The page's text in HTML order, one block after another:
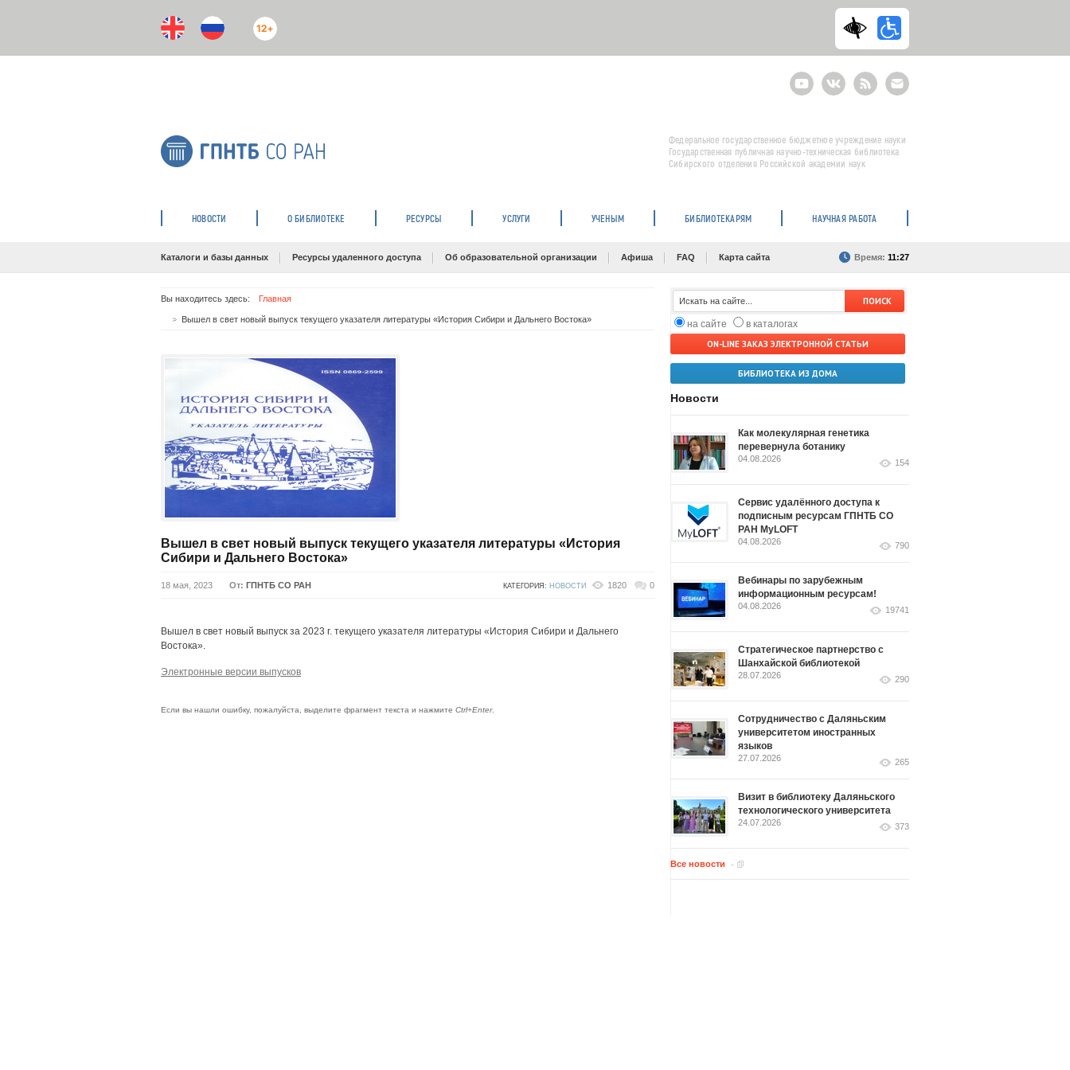
12+
YoutubeВКонтактеRSS
E-
mail
подписка
Федеральное государственное бюджетное учреждение науки
Государственная публичная научно-техническая библиотека
Сибирского отделения Российской академии наук
НОВОСТИ О БИБЛИОТЕКЕ РЕСУРСЫ УСЛУГИ УЧЕНЫМ БИБЛИОТЕКАРЯМ НАУЧНАЯ РАБОТА
Каталоги и базы данных Ресурсы удаленного доступа Об образовательной организации Афиша FAQ Карта сайта Время: 11:27
Вы находитесь здесь: Главная
Вышел в свет новый выпуск текущего указателя литературы «История Сибири и Дальнего Востока»
Вышел в свет новый выпуск текущего указателя литературы «История
Сибири и Дальнего Востока»
18 мая, 2023 От: ГПНТБ СО РАН КАТЕГОРИЯ: НОВОСТИ 1820 0
Вышел в свет новый выпуск за 2023 г. текущего указателя литературы «История Сибири и Дальнего
Востока».
Электронные версии выпусков
Если вы нашли ошибку, пожалуйста, выделите фрагмент текста и нажмите Ctrl+Enter.
на сайте
в каталогах
ON-LINE ЗАКАЗ ЭЛЕКТРОННОЙ СТАТЬИ
БИБЛИОТЕКА ИЗ ДОМА
Новости
Как молекулярная генетика
перевернула ботанику
04.08.2026 154
Сервис удалённого доступа к
подписным ресурсам ГПНТБ СО
РАН MyLOFT
04.08.2026 790
Вебинары по зарубежным
информационным ресурсам!
04.08.2026 19741
Стратегическое партнерство с
Шанхайской библиотекой
28.07.2026 290
Сотрудничество с Даляньским
университетом иностранных
языков
27.07.2026 265
Визит в библиотеку Даляньского
технологического университета
24.07.2026 373
Все новости